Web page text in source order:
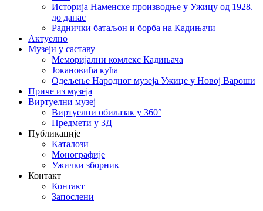
Историја Наменске производње у Ужицу од 1928.
до данас
Раднички батаљон и борба на Кадињачи
Актуелно
Музеји у саставу
Меморијални комлекс Кадињача
Јокановића кућа
Oдељење Народног музеја Ужице у Новој Вароши
Приче из музеја
Виртуелни музеј
Виртуелни обилазак у 360°
Предмети у 3Д
Публикације
Каталози
Монографије
Ужички зборник
Контакт
Контакт
Запослени